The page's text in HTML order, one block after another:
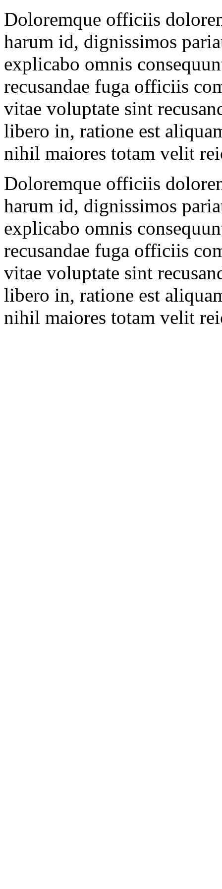
Doloremque officiis
harum id, dignissimos
explicabo omnis
recusandae fuga officiis
vitae voluptate sint
libero in, ratione est
nihil maiores totam velit
Doloremque officiis
harum id, dignissimos
explicabo omnis
recusandae fuga officiis
vitae voluptate sint
libero in, ratione est
nihil maiores totam velit